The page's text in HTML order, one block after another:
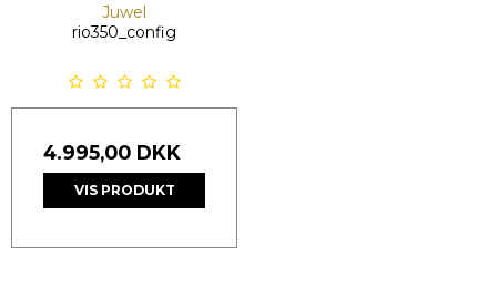
Juwel
rio350_config
4.995,00 DKK
VIS PRODUKT